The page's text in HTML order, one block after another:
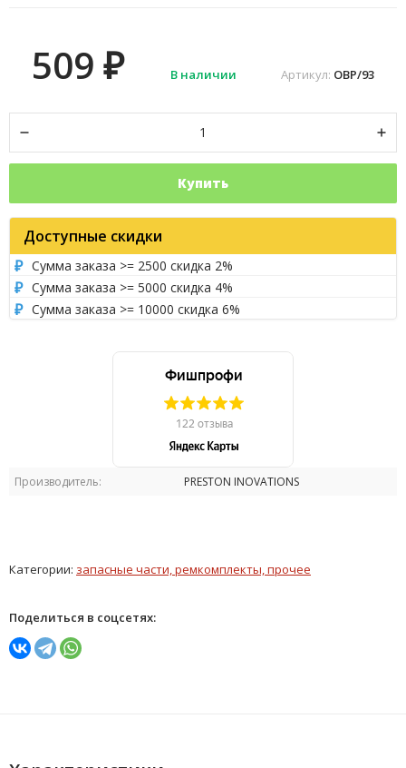
Производитель: PRESTON INOVATIONS
Артикул: OBP/93
В наличии
509 ₽
Купить
Доступные скидки
Сумма заказа >= 2500 скидка 2%
Сумма заказа >= 5000 скидка 4%
Сумма заказа >= 10000 скидка 6%
Категории: запасные части, ремкомплекты, прочее
Поделиться в соцсетях: